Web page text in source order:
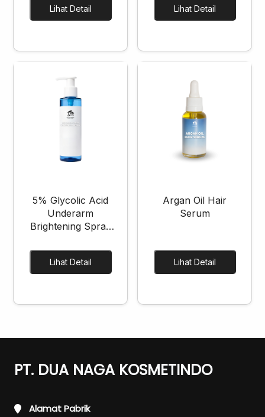
Lihat Detail Lihat Detail
5% Glycolic Acid
Underarm
Brightening Spray
Lihat Detail
Argan Oil Hair
Serum
Lihat Detail
PT. DUA NAGA KOSMETINDO
Alamat Pabrik